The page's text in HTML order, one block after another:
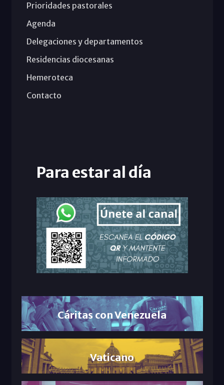
Prioridades pastorales
Agenda
Delegaciones y departamentos
Residencias diocesanas
Hemeroteca
Contacto
Para estar al día
Cáritas con Venezuela
Vaticano